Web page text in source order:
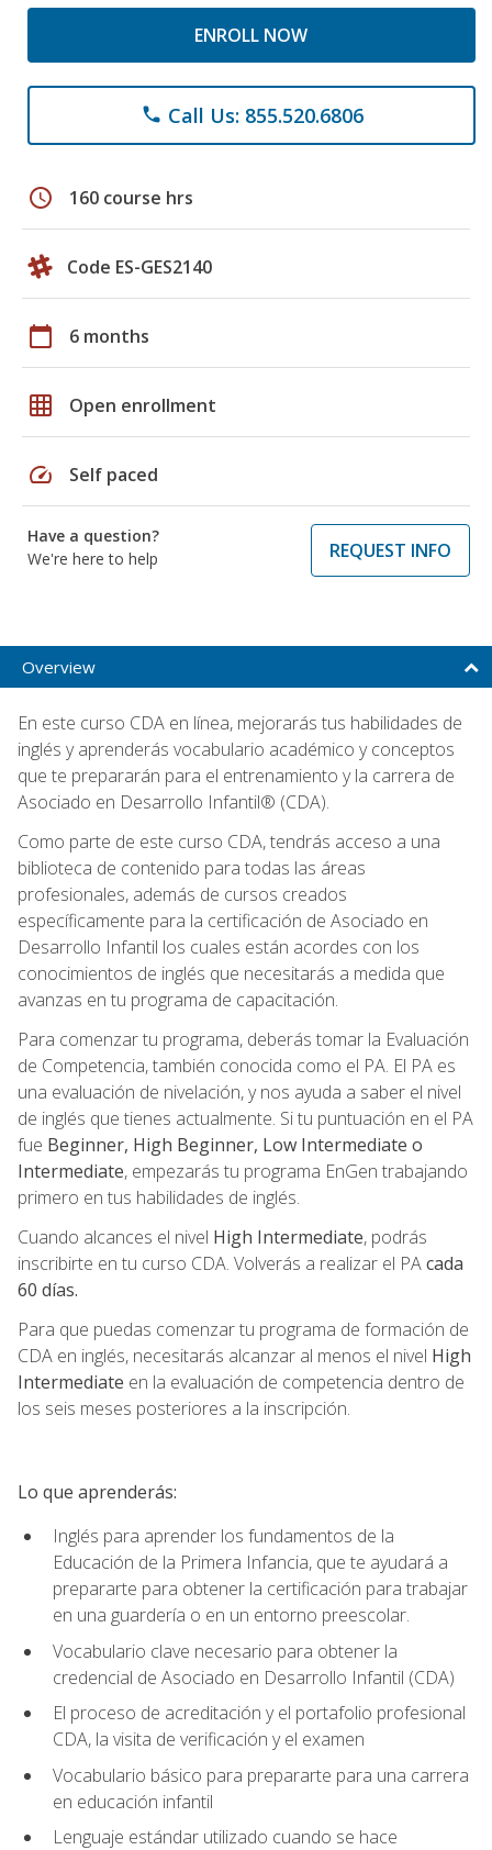
ENROLL NOW
phone Call Us: 855.520.6806
schedule 160 course hrs
Code ES-GES2140
calendar_today 6 months
grid_on Open enrollment
speed Self paced
Have a question?
We're here to help
REQUEST INFO
Overview
En este curso CDA en línea, mejorarás tus habilidades de
inglés y aprenderás vocabulario académico y conceptos
que te prepararán para el entrenamiento y la carrera de
Asociado en Desarrollo Infantil® (CDA).
Como parte de este curso CDA, tendrás acceso a una
biblioteca de contenido para todas las áreas
profesionales, además de cursos creados
específicamente para la certificación de Asociado en
Desarrollo Infantil los cuales están acordes con los
conocimientos de inglés que necesitarás a medida que
avanzas en tu programa de capacitación.
Para comenzar tu programa, deberás tomar la Evaluación
de Competencia, también conocida como el PA. El PA es
una evaluación de nivelación, y nos ayuda a saber el nivel
de inglés que tienes actualmente. Si tu puntuación en el PA
fue Beginner, High Beginner, Low Intermediate o
Intermediate, empezarás tu programa EnGen trabajando
primero en tus habilidades de inglés.
Cuando alcances el nivel High Intermediate, podrás
inscribirte en tu curso CDA. Volverás a realizar el PAcada
60 días.
Para que puedas comenzar tu programa de formación de
CDA en inglés, necesitarás alcanzar al menos el nivel High
Intermediate en la evaluación de competencia dentro de
los seis meses posteriores a la inscripción.
Lo que aprenderás:
Inglés para aprender los fundamentos de la
Educación de la Primera Infancia, que te ayudará a
prepararte para obtener la certificación para trabajar
en una guardería o en un entorno preescolar.
Vocabulario clave necesario para obtener la
credencial de Asociado en Desarrollo Infantil (CDA)
El proceso de acreditación y el portafolio profesional
CDA, la visita de verificación y el examen
Vocabulario básico para prepararte para una carrera
en educación infantil
Lenguaje estándar utilizado cuando se hace